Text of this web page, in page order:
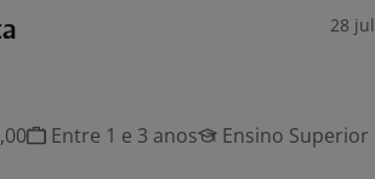
28 jul
Entre 1 e 3 anos
Ensino Superior